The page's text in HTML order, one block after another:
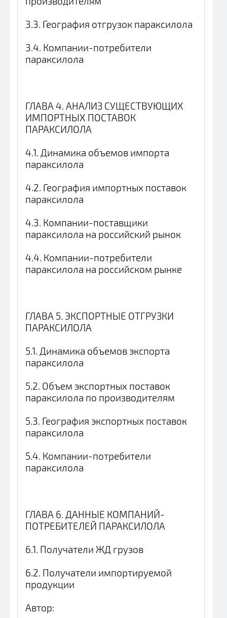
3.3. География отгрузок параксилола
3.4. Компании-потребители
параксилола
ГЛАВА 4. АНАЛИЗ СУЩЕСТВУЮЩИХ
ИМПОРТНЫХ ПОСТАВОК
ПАРАКСИЛОЛА
4.1. Динамика объемов импорта
параксилола
4.2. География импортных поставок
параксилола
4.3. Компании-поставщики
параксилола на российский рынок
4.4. Компании-потребители
параксилола на российском рынке
ГЛАВА 5. ЭКСПОРТНЫЕ ОТГРУЗКИ
ПАРАКСИЛОЛА
5.1. Динамика объемов экспорта
параксилола
5.2. Объем экспортных поставок
параксилола по производителям
5.3. География экспортных поставок
параксилола
5.4. Компании-потребители
параксилола
ГЛАВА 6. ДАННЫЕ КОМПАНИЙ-
ПОТРЕБИТЕЛЕЙ ПАРАКСИЛОЛА
6.1. Получатели ЖД грузов
6.2. Получатели импортируемой
продукции
Автор: